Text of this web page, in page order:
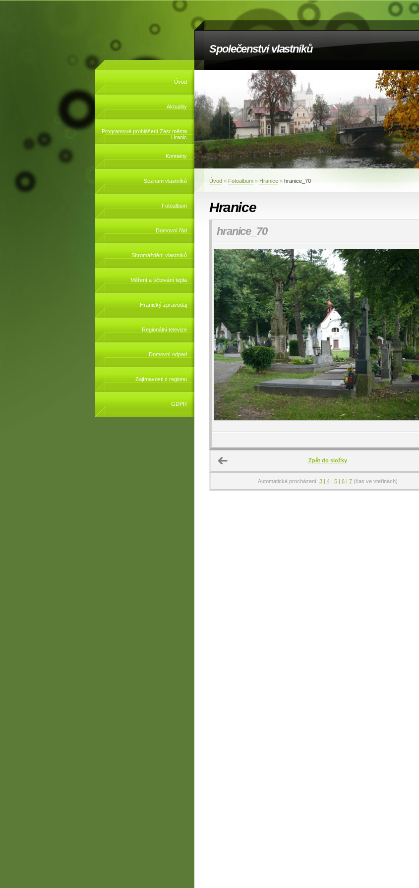
Společenství vlastníků
Úvod
Aktuality
Programové prohlášení Zast.města
Hranic
Kontakty
Seznam vlastníků
Fotoalbum
Domovní řád
Shromáždění vlastníků
Měření a účtování tepla
Hranický zpravodaj
Regionální televize
Domovní odpad
Zajímavosti z regionu
GDPR
Úvod » Fotoalbum » Hranice » hranice_70
Hranice
hranice_70
Zpět do složky
Automatické procházení: 3| 4| 5| 6| 7(čas ve vteřinách)